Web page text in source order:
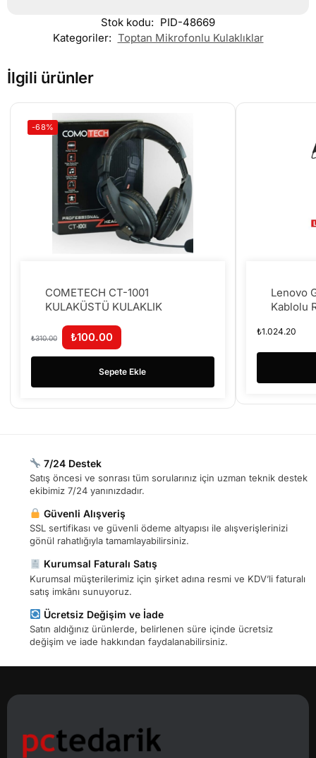
Stok kodu: PID-48669
Kategoriler: Toptan Mikrofonlu Kulaklıklar
İlgili ürünler
-68%
COMETECH CT-1001
KULAKÜSTÜ KULAKLIK
₺310.00 ₺100.00
Sepete Ekle
Lenovo
Kablolu
₺1.024.20
7/24 Destek
Satış öncesi ve sonrası tüm sorularınız için uzman teknik destek
ekibimiz 7/24 yanınızdadır.
Güvenli Alışveriş
SSL sertifikası ve güvenli ödeme altyapısı ile alışverişlerinizi
gönül rahatlığıyla tamamlayabilirsiniz.
Kurumsal Faturalı Satış
Kurumsal müşterilerimiz için şirket adına resmi ve KDV’li faturalı
satış imkânı sunuyoruz.
Ücretsiz Değişim ve İade
Satın aldığınız ürünlerde, belirlenen süre içinde ücretsiz
değişim ve iade hakkından faydalanabilirsiniz.